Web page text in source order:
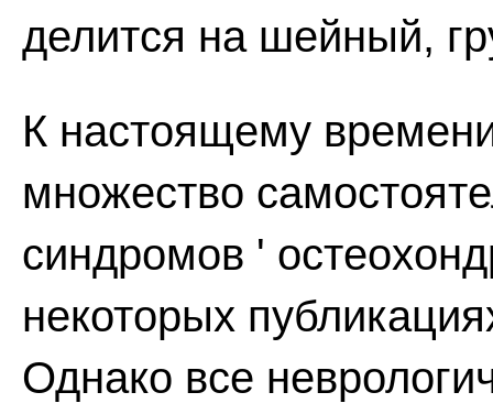
делится на шейный,
К настоящему
множество
синдромов '
некоторых
Однако все